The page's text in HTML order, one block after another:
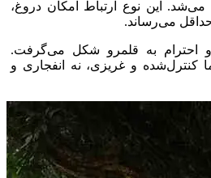
می‌شد. این نوع ارتباط امکان دروغ،
می‌رساند.
و احترام به قلمرو شکل می‌گرفت.
کنترل‌شده و غریزی، نه انفجاری و